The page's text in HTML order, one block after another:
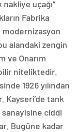
uçağı”
Fabrika
modernizasyon
alandaki zengin
ve Onarım
niteliktedir.
1926 yılından
Kayseri’de tank
ciddi
Bugüne kadar